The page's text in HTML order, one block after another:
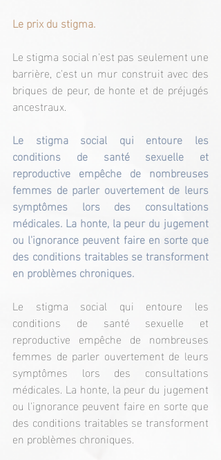
Le prix du stigma.
Le stigma social n'est pas seulement une
barrière, c'est un mur construit avec des
briques de peur, de honte et de préjugés
ancestraux.
Le stigma social qui entoure les
conditions de santé sexuelle et
reproductive empêche de nombreuses
femmes de parler ouvertement de leurs
symptômes lors des consultations
médicales. La honte, la peur du jugement
ou l'ignorance peuvent faire en sorte que
des conditions traitables se transforment
en problèmes chroniques.
Le stigma social qui entoure les
conditions de santé sexuelle et
reproductive empêche de nombreuses
femmes de parler ouvertement de leurs
symptômes lors des consultations
médicales. La honte, la peur du jugement
ou l'ignorance peuvent faire en sorte que
des conditions traitables se transforment
en problèmes chroniques.